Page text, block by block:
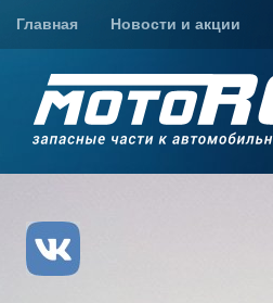
Главная Новости и акции